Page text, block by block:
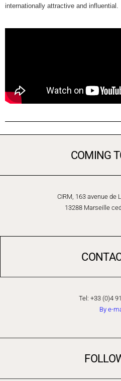
internationally attractive and influential.
COMING
CIRM, 163 avenue de
13288 Marseille
Tel: +33 (0)4
By e-